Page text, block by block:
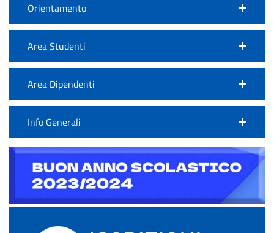
Orientamento
Area Studenti
Area Dipendenti
Info Generali